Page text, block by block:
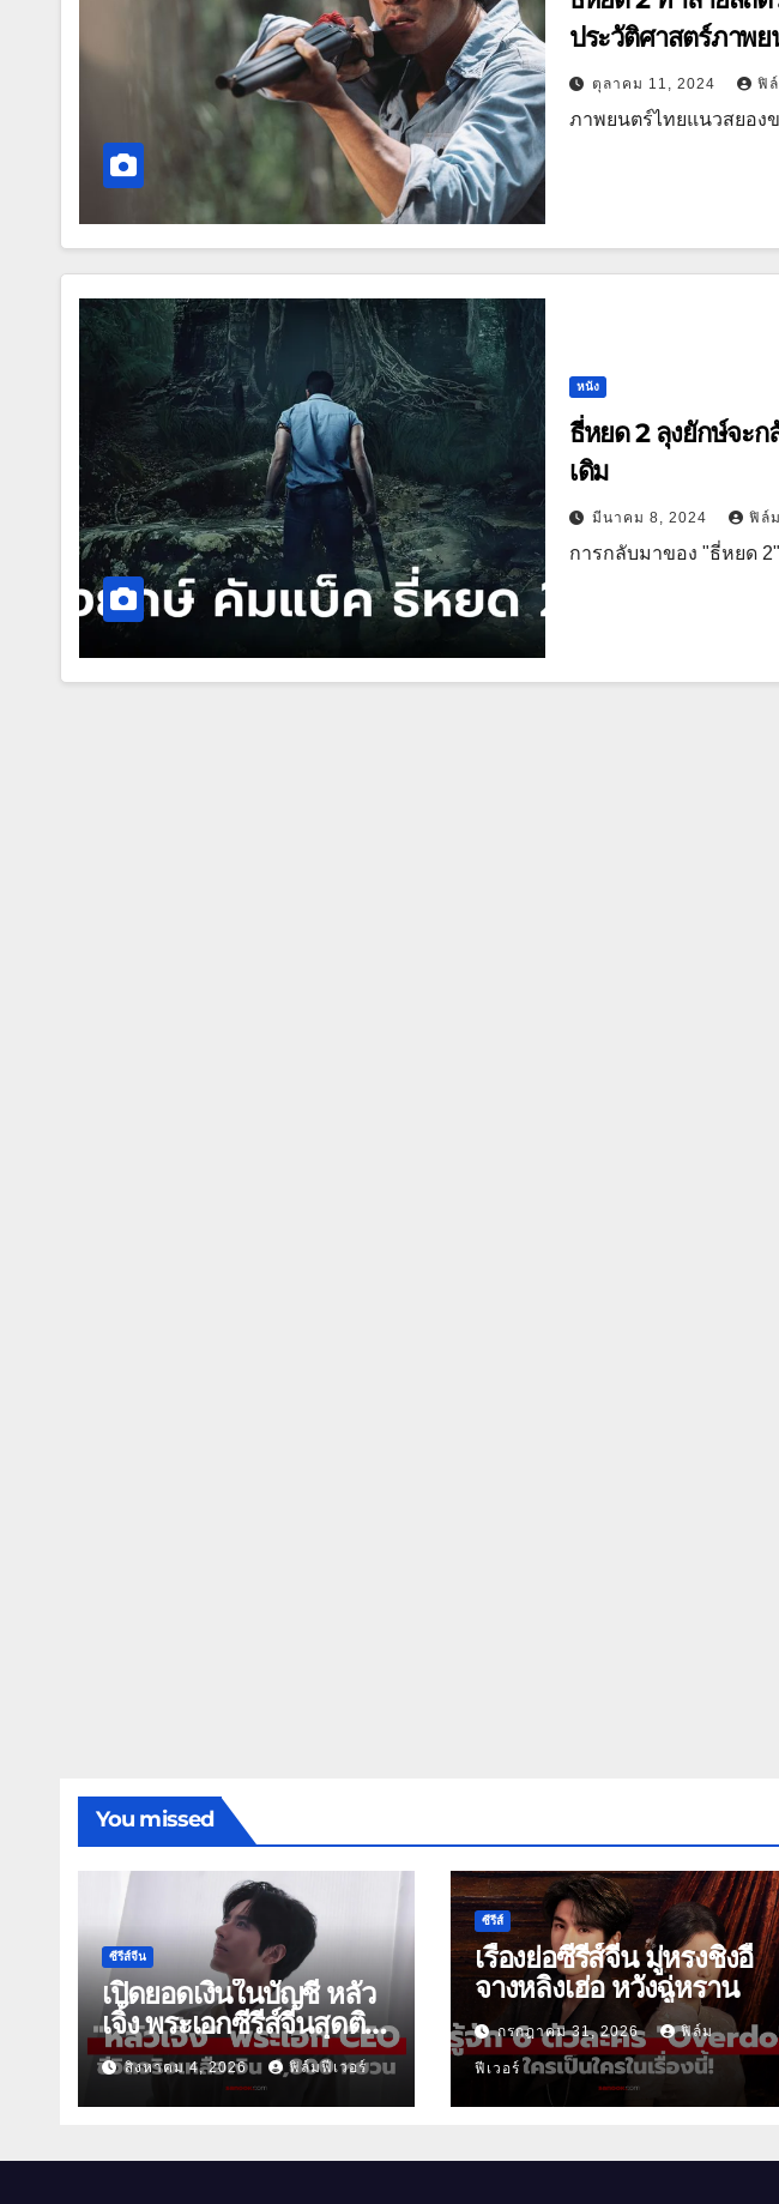
ประวัติศาสตร์ภาพ
ตุลาคม 11, 2024 ฟิ
ภาพยนตร์ไทยแนวสยอ
หนัง
ธี่หยด 2 ลุงยักษ์จะก
เดิม
มีนาคม 8, 2024 ฟิล์
การกลับมาของ "ธี่หยด
You missed
ซีรีส์จีน
เปิดยอดเงินในบัญชี หลัว
เจิ้ง พระเอกซีรีส์จีนสุดติด
ดินสิงหาคม 4, 2026 ฟิล์มฟีเวอร์
ซีรีส์
เรื่องย่อซีรีส์จีน มู่หรงชิงอี้
จางหลิงเฮ่อ หวังฉู่หราน
กรกฎาคม 31, 2026 ฟิล์ม
ฟีเวอร์